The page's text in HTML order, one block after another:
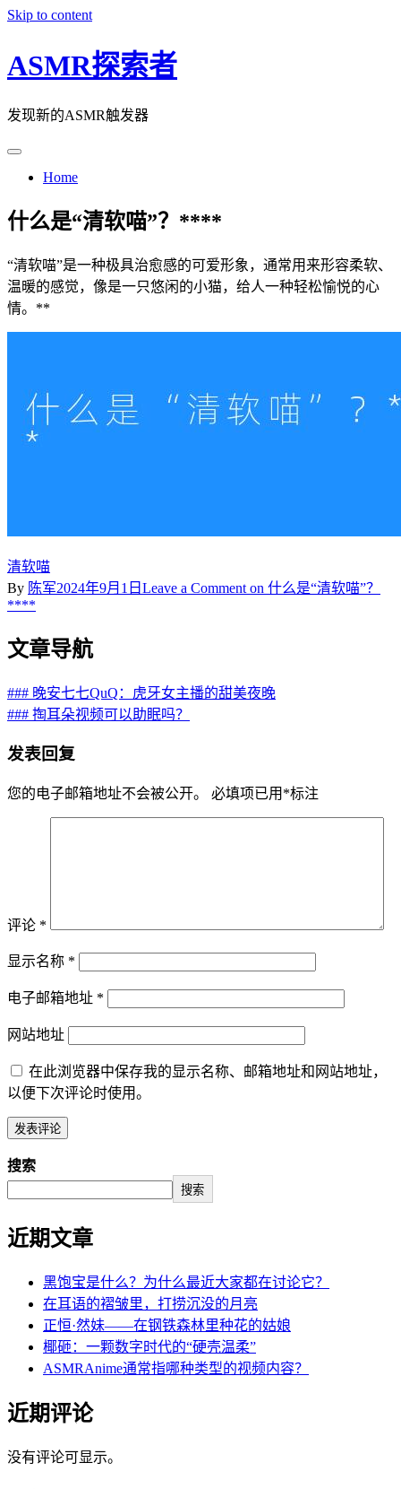
Skip to content
ASMR探索者
发现新的ASMR触发器
Home
什么是“清软喵”？****
“清软喵”是一种极具治愈感的可爱形象，通常用来形容柔软、
温暖的感觉，像是一只悠闲的小猫，给人一种轻松愉悦的心
情。**
清软喵
By 陈军2024年9月1日 Leave a Comment on 什么是“清软喵”？
****
文章导航
### 晚安七七QuQ：虎牙女主播的甜美夜晚
### 掏耳朵视频可以助眠吗？
发表回复
您的电子邮箱地址不会被公开。 必填项已用 *标注
评论 *
显示名称 *
电子邮箱地址 *
网站地址
在此浏览器中保存我的显示名称、邮箱地址和网站地址，
以便下次评论时使用。
搜索
搜索
近期文章
黑饱宝是什么？为什么最近大家都在讨论它？
在耳语的褶皱里，打捞沉没的月亮
正恒·然妹——在钢铁森林里种花的姑娘
椰砸：一颗数字时代的“硬壳温柔”
ASMRAnime通常指哪种类型的视频内容？
近期评论
没有评论可显示。